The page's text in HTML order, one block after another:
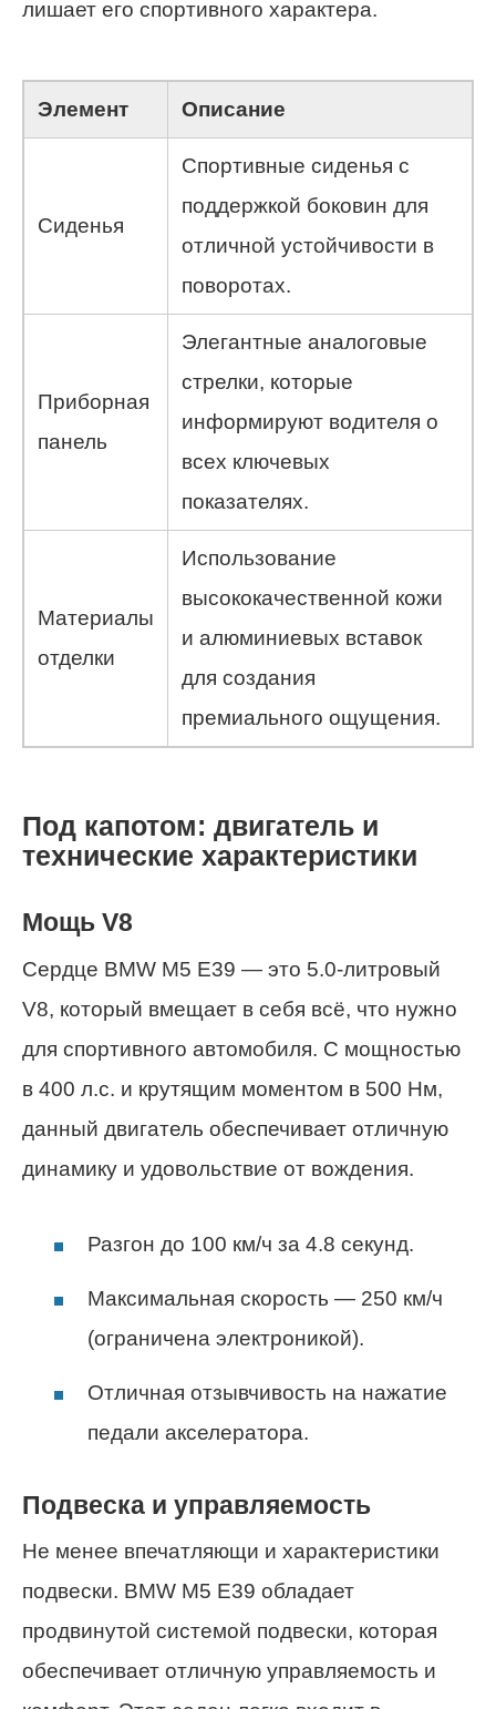
лишает его спортивного характера.
Элемент Описание
Сиденья
Спортивные сиденья с
поддержкой боковин для
отличной устойчивости в
поворотах.
Приборная
панель
Элегантные аналоговые
стрелки, которые
информируют водителя о
всех ключевых
показателях.
Материалы
отделки
Использование
высококачественной кожи
и алюминиевых вставок
для создания
премиального ощущения.
Под капотом: двигатель и
технические характеристики
Мощь V8
Сердце BMW M5 E39 — это 5.0-литровый
V8, который вмещает в себя всё, что нужно
для спортивного автомобиля. С мощностью
в 400 л.с. и крутящим моментом в 500 Нм,
данный двигатель обеспечивает отличную
динамику и удовольствие от вождения.
Разгон до 100 км/ч за 4.8 секунд.
Максимальная скорость — 250 км/ч
(ограничена электроникой).
Отличная отзывчивость на нажатие
педали акселератора.
Подвеска и управляемость
Не менее впечатляющи и характеристики
подвески. BMW M5 E39 обладает
продвинутой системой подвески, которая
обеспечивает отличную управляемость и